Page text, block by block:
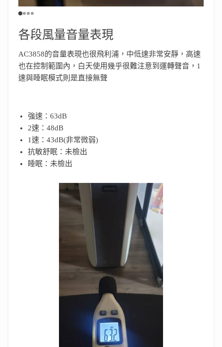
各段風量音量表現
AC3858的音量表現也很飛利浦，中低速非常安靜，高速
也在控制範圍內，白天使用幾乎很難注意到運轉聲音，1
速與睡眠模式則是直接無聲
強速：63dB
2速：48dB
1速：43dB(非常微弱)
抗敏舒眠：未檢出
睡眠：未檢出